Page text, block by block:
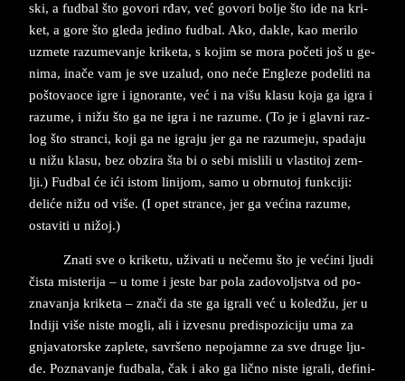
ski, a fud­bal što go­vo­ri rđav, već go­vo­ri bol­je što ide na kri­
ket, a gore što gle­da je­di­no fud­bal. Ako, da­kle, kao me­ri­lo
uzme­te raz­u­me­van­je krike­ta, s ko­jim se mora početi ­još u ge­
ni­ma, inače vam je sve uza­­lud, ono neće En­gle­ze po­de­li­ti na
po­što­va­o­ce igre i ig­no­ran­te, već i na višu kla­su koja ga igra i
raz­u­me, i nižu što ga ne igra i ne raz­u­me. (To je i glav­ni raz­
log što stran­ci, koji ga ne igra­ju jer ga ne raz­u­me­ju, spa­da­ju
u nižu kla­su, bez ob­zi­ra šta bi o sebi mi­sli­li u vla­sti­toj zem­
lji.) Fud­bal će ići istom li­ni­jom, samo u obr­nu­toj funk­ci­ji:
deliće nižu od više. (I opet stran­ce, jer ga većina raz­u­me,
osta­vi­ti u nižoj.)
Zna­ti sve o kri­ke­tu, uživa­ti u nečemu što je većini lju­di
čista mi­ste­ri­ja – u tome i je­ste bar pola za­do­voljstva od po­
zna­van­ja kri­ke­ta – znači da ste ga igrali već u ko­ledžu, jer u
In­di­ji više ni­ste mo­gli, ali i iz­ve­snu pre­di­spo­zi­ci­ju uma za
gnja­va­tor­ske za­ple­te, savršeno ne­po­jam­ne za sve dru­ge lju­
de. Pozna­van­je fud­ba­la, čak i ako ga lično ni­ste igra­li, de­fi­ni­